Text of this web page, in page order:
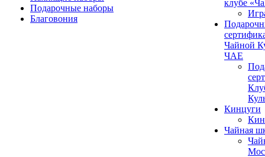
Подарочные наборы
Благовония
клубе
Чайной
ЧАЕ
Кинцуги
Чайная